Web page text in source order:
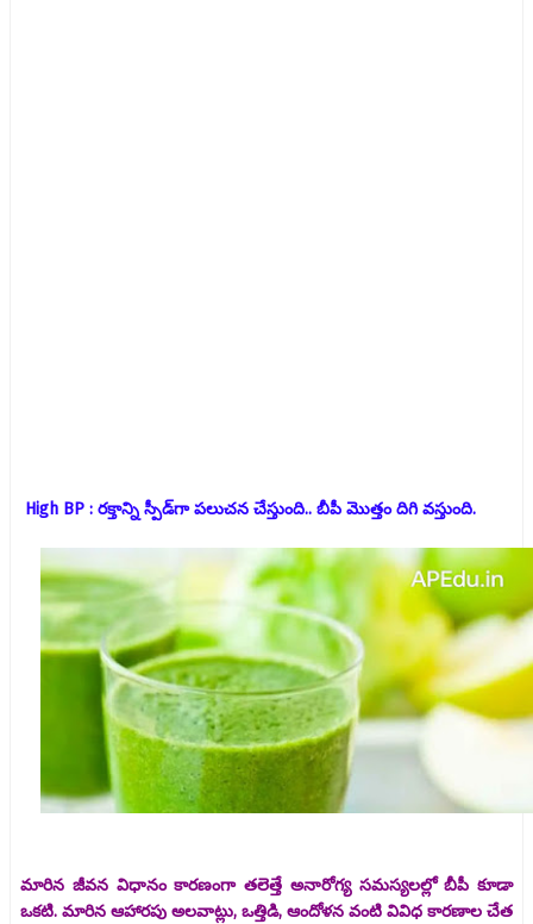
High BP : రక్తాన్ని స్పీడ్‌గా పలుచన చేస్తుంది.. బీపీ మొత్తం దిగి వస్తుంది.
మారిన జీవన విధానం కారణంగా తలెత్తే అనారోగ్య సమస్యలల్లో బీపీ కూడా
ఒకటి. మారిన ఆహారపు అలవాట్లు, ఒత్తిడి, ఆందోళన వంటి వివిధ కారణాల చేత